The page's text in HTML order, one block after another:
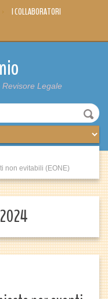
I COLLABORATORI
Legale
non evitabili (EONE)